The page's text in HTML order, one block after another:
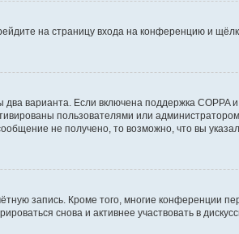
на страницу входа на конференцию и
варианта. Если включена поддержка COPPA
пользователями или
не получено, то возможно, что вы
запись. Кроме того, многие конференции
снова и активнее участвовать в